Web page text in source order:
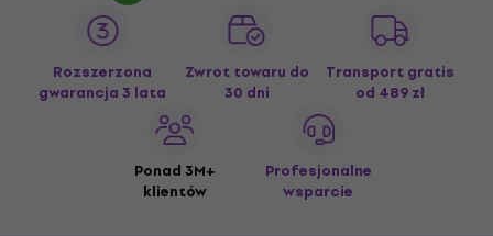
Rozszerzona
gwarancja 3 lata
Zwrot towaru do
30 dni
Transport gratis
od 489 zł
Ponad 3M+
klientów
Profesjonalne
wsparcie